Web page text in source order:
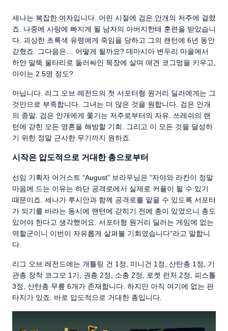
세나는 복잡한 여자입니다. 어린 시절에 검은 안개의 저주에 걸렸
죠. 나중에 사랑에 빠지게 될 남자의 아버지한테 훈련을 받았습니
다. 괴상한 초록색 유령에게 죽임을 당하고 그의 랜턴에 6년 동안
갇혔죠. 그다음은… 어떻게 될까요? 데마시아 변두리 마을에서
하얀 말뚝 울타리로 둘러싸인 목장에 살며 애견 코그멍을 키우고,
아이는 2.5명 정도?
아닙니다. 리그 오브 레전드의 첫 서포터형 원거리 딜러에게는 그
것만으로 부족합니다. 그녀는 더 많은 것을 원합니다. 검은 안개
의 종말. 검은 안개에게 쫓기는 저주로부터의 자유. 쓰레쉬의 랜
턴에 갇힌 모든 영혼을 해방할 기회. 그리고 이 모든 것을 달성하
기 위한 정말 근사한 무기까지 원하죠.
시작은 압도적으로 거대한 총으로부터
선임 기획자 어거스트 “August” 브라우닝은 “자야와 라칸이 정말
마음에 드는 이유는 하단 공격로에서 실제로 커플이 될 수 있기
때문이죠. 세나가 루시안과 함께 공격로를 맡을 수 있도록 서포터
가 되기를 바라는 동시에 랜턴에 갇히기 전에 총이 있었으니 총도
있어야 한다고 생각했어요. 서포터형 원거리 딜러는 게임에 없는
역할군이니 이번이 자유롭게 살펴볼 기회였습니다“라고 말합니
다.
리그 오브 레전드에는 개틀링 건 1정, 미니건 1정, 산탄총 1정, 기
관총 장착 코그모 1기, 권총 2정, 소총 2정, 로켓 런처 2정, 피스톨
3정, 산탄총 무릎 6개가 존재합니다. 하지만 아직 여기에 없는 판
타지가 있죠. 바로 압도적으로 거대한 총입니다.